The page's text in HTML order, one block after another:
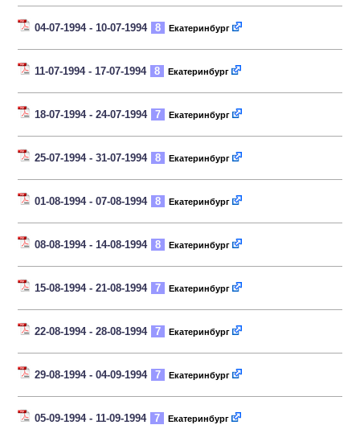
04-07-1994 - 10-07-1994 8 Екатеринбург
11-07-1994 - 17-07-1994 8 Екатеринбург
18-07-1994 - 24-07-1994 7 Екатеринбург
25-07-1994 - 31-07-1994 8 Екатеринбург
01-08-1994 - 07-08-1994 8 Екатеринбург
08-08-1994 - 14-08-1994 8 Екатеринбург
15-08-1994 - 21-08-1994 7 Екатеринбург
22-08-1994 - 28-08-1994 7 Екатеринбург
29-08-1994 - 04-09-1994 7 Екатеринбург
05-09-1994 - 11-09-1994 7 Екатеринбург